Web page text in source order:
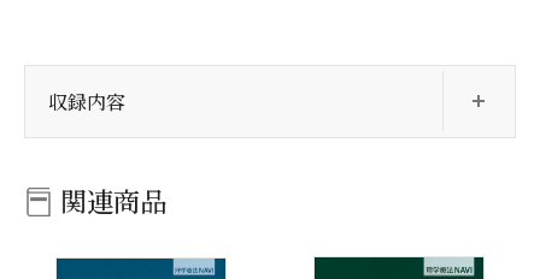
収録内容
関連商品